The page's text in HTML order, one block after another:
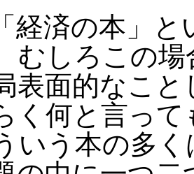
済の本」と
むしろこの
表面的なこ
く何と言っ
いう本の多